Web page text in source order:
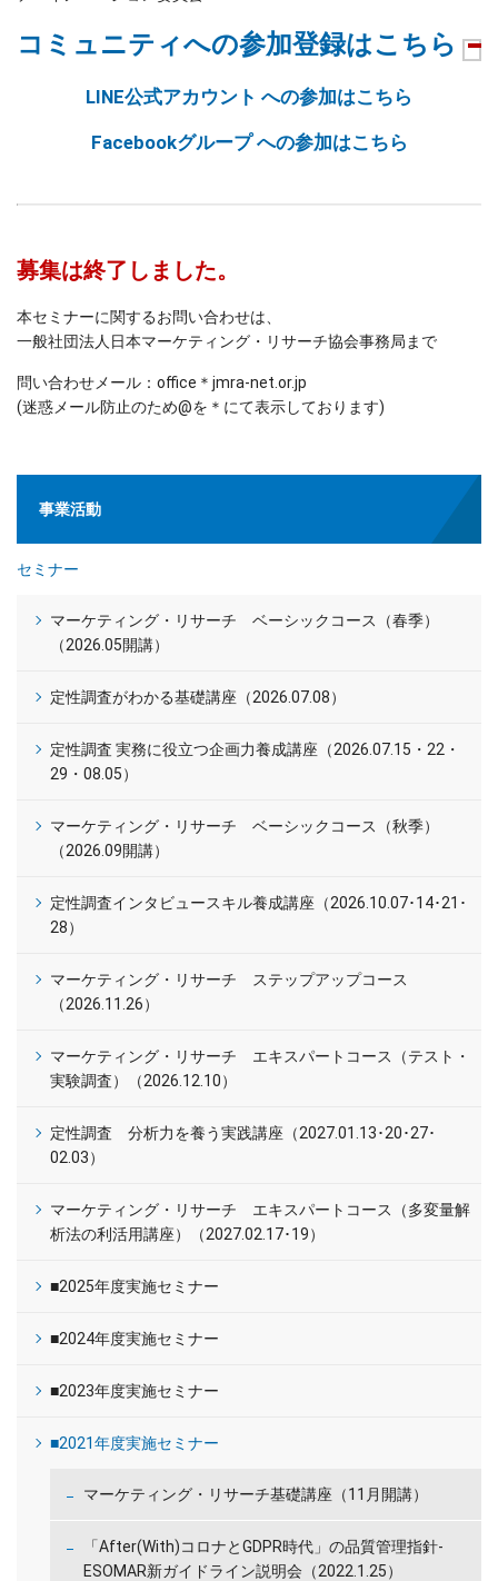
コミュニティへの参加登録はこちら
LINE公式アカウント への参加はこちら
Facebookグループ への参加はこちら
募集は終了しました。
本セミナーに関するお問い合わせは、
一般社団法人日本マーケティング・リサーチ協会事務局まで
問い合わせメール：office＊jmra-net.or.jp
(迷惑メール防止のため@を＊にて表示しております)
事業活動
セミナー
マーケティング・リサーチ ベーシックコース（春季）
（2026.05開講）
定性調査がわかる基礎講座（2026.07.08）
定性調査 実務に役立つ企画力養成講座（2026.07.15・22・
29・08.05）
マーケティング・リサーチ ベーシックコース（秋季）
（2026.09開講）
定性調査インタビュースキル養成講座（2026.10.07･14･21･
28）
マーケティング・リサーチ ステップアップコース
（2026.11.26）
マーケティング・リサーチ エキスパートコース（テスト・
実験調査）（2026.12.10）
定性調査 分析力を養う実践講座（2027.01.13･20･27･
02.03）
マーケティング・リサーチ エキスパートコース（多変量解
析法の利活用講座）（2027.02.17･19）
■2025年度実施セミナー
■2024年度実施セミナー
■2023年度実施セミナー
■2021年度実施セミナー
マーケティング・リサーチ基礎講座（11月開講）
「After(With)コロナとGDPR時代」の品質管理指針-
ESOMAR新ガイドライン説明会（2022.1.25）